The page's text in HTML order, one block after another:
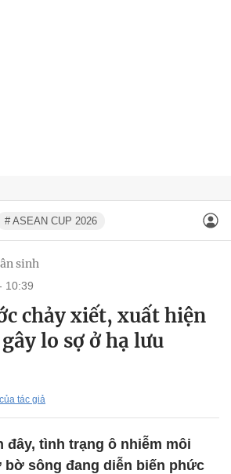
# ASEAN CUP 2026
sinh
10:39
chảy xiết, xuất hiện
lo sợ ở hạ lưu
tác giả
đây, tình trạng ô nhiễm môi
sông đang diễn biến phức